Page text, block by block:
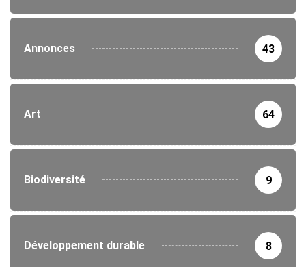
Annonces 43
Art 64
Biodiversité 9
Développement durable 8